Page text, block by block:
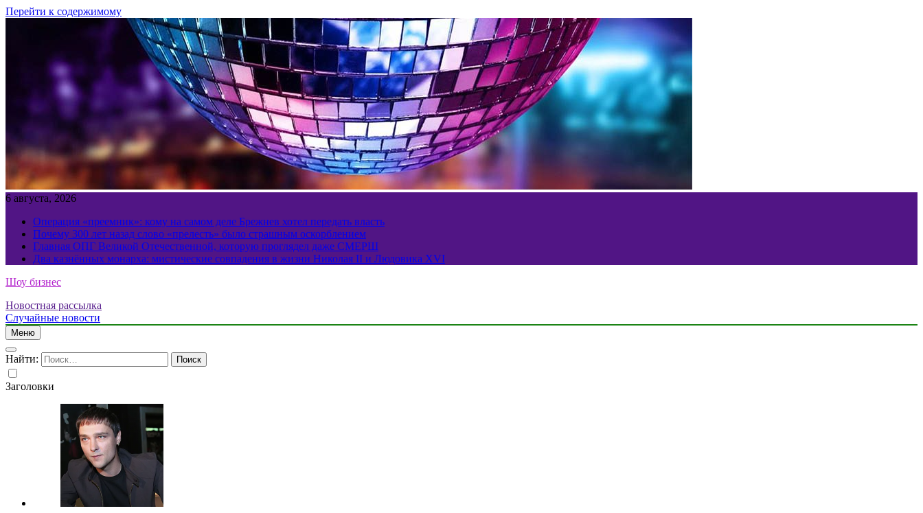
Перейти к содержимому
6 августа, 2026
Операция «преемник»: кому на самом деле Брежнев хотел передать власть
Почему 300 лет назад слово «прелесть» было страшным оскорблением
Главная ОПГ Великой Отечественной, которую проглядел даже СМЕРШ
Два казнённых монарха: мистические совпадения в жизни Николая II и Людовика XVI
Шоу бизнес
Новостная рассылка
Случайные новости
Меню
Найти:
Заголовки